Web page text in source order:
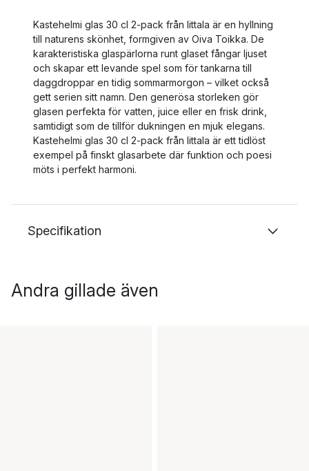
Kastehelmi glas 30 cl 2-pack från Iittala är en hyllning
till naturens skönhet, formgiven av Oiva Toikka. De
karakteristiska glaspärlorna runt glaset fångar ljuset
och skapar ett levande spel som för tankarna till
daggdroppar en tidig sommarmorgon – vilket också
gett serien sitt namn. Den generösa storleken gör
glasen perfekta för vatten, juice eller en frisk drink,
samtidigt som de tillför dukningen en mjuk elegans.
Kastehelmi glas 30 cl 2-pack från Iittala är ett tidlöst
exempel på finskt glasarbete där funktion och poesi
möts i perfekt harmoni.
Specifikation
Andra gillade även